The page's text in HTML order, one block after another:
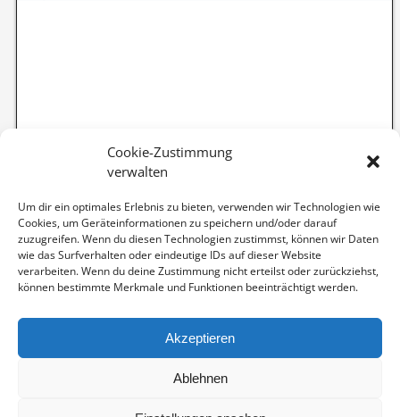
Cookie-Zustimmung
verwalten
Um dir ein optimales Erlebnis zu bieten, verwenden wir Technologien wie
Cookies, um Geräteinformationen zu speichern und/oder darauf
zuzugreifen. Wenn du diesen Technologien zustimmst, können wir Daten
wie das Surfverhalten oder eindeutige IDs auf dieser Website
verarbeiten. Wenn du deine Zustimmung nicht erteilst oder zurückziehst,
können bestimmte Merkmale und Funktionen beeinträchtigt werden.
Akzeptieren
Ablehnen